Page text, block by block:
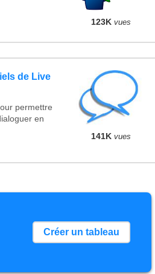
123K vues
de Live
permettre
en
141K vues
Créer un tableau